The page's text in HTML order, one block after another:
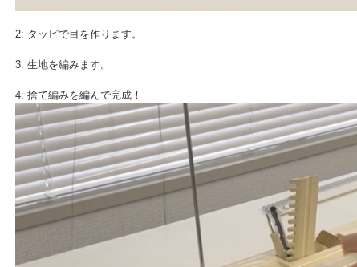
2: タッピで目を作ります。
3: 生地を編みます。
4: 捨て編みを編んで完成！